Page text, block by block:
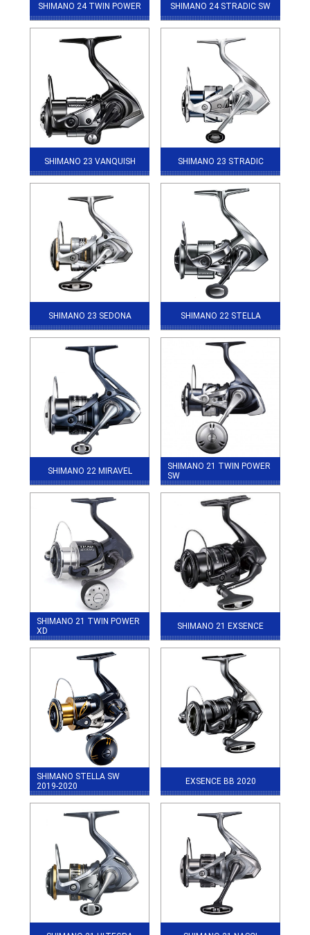
SHIMANO 24 TWIN POWER SHIMANO 24 STRADIC SW
SHIMANO 23 VANQUISH SHIMANO 23 STRADIC
SHIMANO 23 SEDONA SHIMANO 22 STELLA
SHIMANO 22 MIRAVEL
SHIMANO 21 TWIN POWER
SW
SHIMANO 21 TWIN POWER
XD
SHIMANO 21 EXSENCE
SHIMANO STELLA SW
2019-2020
EXSENCE BB 2020